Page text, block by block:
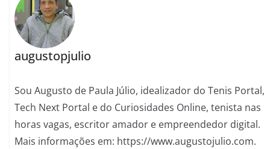
augustopjulio
Sou Augusto de Paula Júlio, idealizador do Tenis Portal,
Tech Next Portal e do Curiosidades Online, tenista nas
horas vagas, escritor amador e empreendedor digital.
Mais informações em: https://www.augustojulio.com.